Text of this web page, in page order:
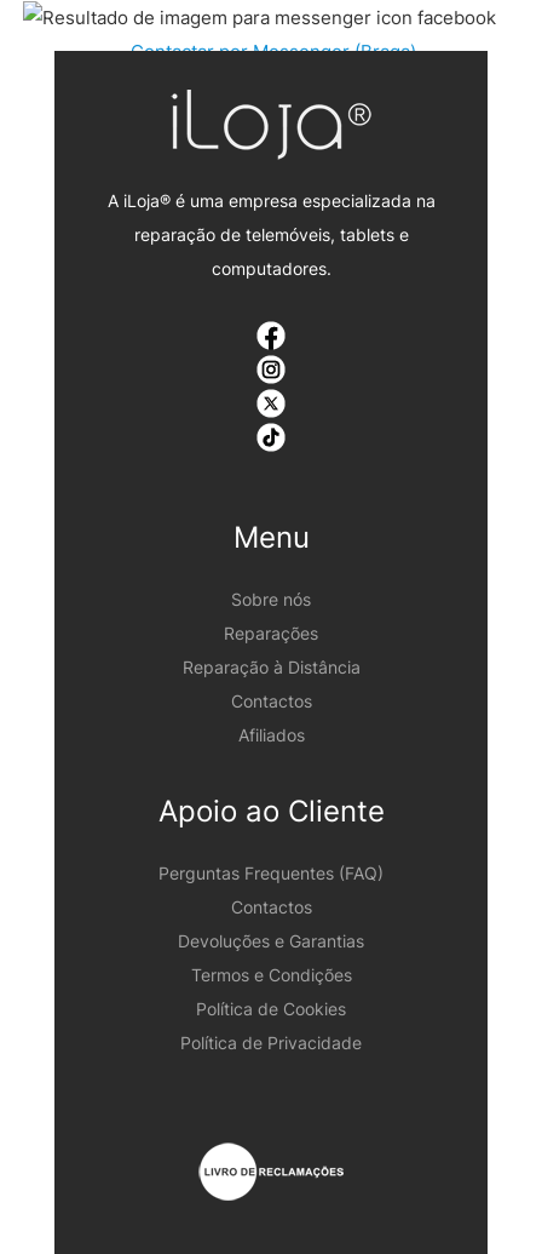
Contactar por Messenger (Braga)
A iLoja® é uma empresa especializada na
reparação de telemóveis, tablets e
computadores.
Menu
Sobre nós
Reparações
Reparação à Distância
Contactos
Afiliados
Apoio ao Cliente
Perguntas Frequentes (FAQ)
Contactos
Devoluções e Garantias
Termos e Condições
Política de Cookies
Política de Privacidade